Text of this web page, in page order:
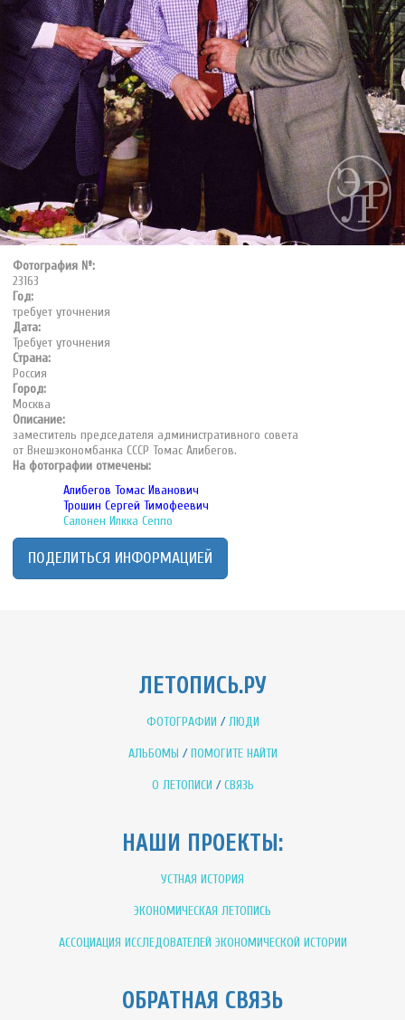
Фотография №:
23163
Год:
требует уточнения
Дата:
Требует уточнения
Страна:
Россия
Город:
Москва
Описание:
заместитель председателя административного совета
от Внешэкономбанка СССР Томас Алибегов.
На фотографии отмечены:
Алибегов Томас Иванович
Трошин Сергей Тимофеевич
Салонен Илкка Сеппо
ПОДЕЛИТЬСЯ ИНФОРМАЦИЕЙ
ЛЕТОПИСЬ.РУ
ФОТОГРАФИИ /ЛЮДИ
АЛЬБОМЫ /ПОМОГИТЕ НАЙТИ
О ЛЕТОПИСИ /СВЯЗЬ
НАШИ ПРОЕКТЫ:
УСТНАЯ ИСТОРИЯ
ЭКОНОМИЧЕСКАЯ ЛЕТОПИСЬ
АССОЦИАЦИЯ ИССЛЕДОВАТЕЛЕЙ ЭКОНОМИЧЕСКОЙ ИСТОРИИ
ОБРАТНАЯ СВЯЗЬ